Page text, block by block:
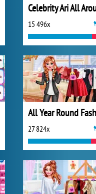
15 496x
27 824x